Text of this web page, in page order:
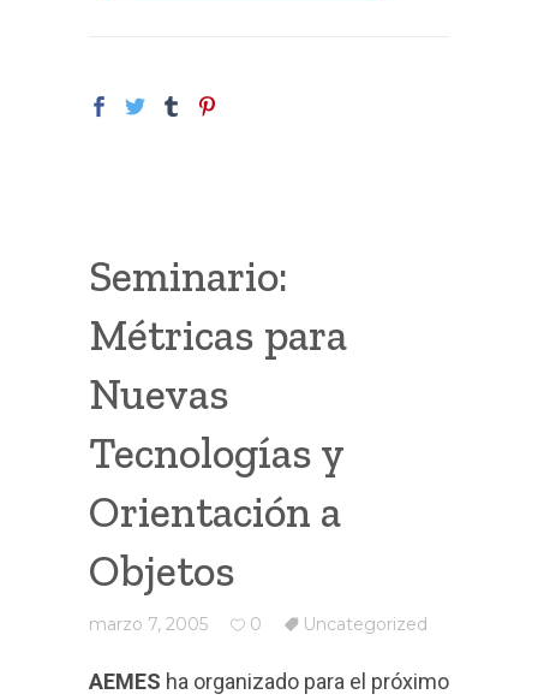
Seminario:
Métricas para
Nuevas
Tecnologías y
Orientación a
Objetos
marzo 7, 2005 0 Uncategorized
AEMES ha organizado para el próximo